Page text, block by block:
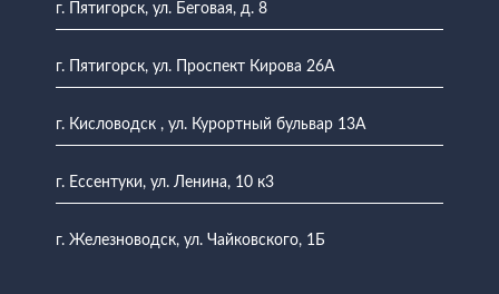
г. Пятигорск, ул. Беговая, д. 8
г. Пятигорск, ул. Проспект Кирова 26А
г. Кисловодск , ул. Курортный бульвар 13А
г. Ессентуки, ул. Ленина, 10 к3
г. Железноводск, ул. Чайковского, 1Б